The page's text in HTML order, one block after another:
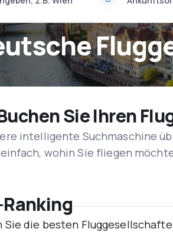
Sie Ihren
intelligente Suchmaschine
wohin Sie fliegen
Sie die besten